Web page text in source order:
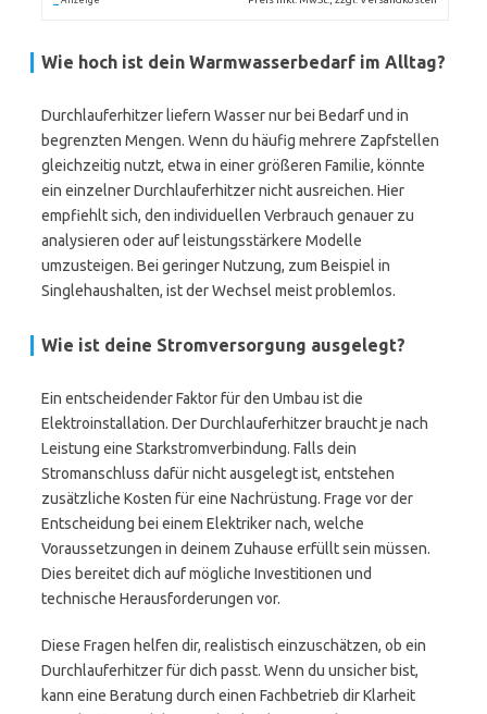
Wie hoch ist dein Warmwasserbedarf im Alltag?
Durchlauferhitzer liefern Wasser nur bei Bedarf und in
begrenzten Mengen. Wenn du häufig mehrere Zapfstellen
gleichzeitig nutzt, etwa in einer größeren Familie, könnte
ein einzelner Durchlauferhitzer nicht ausreichen. Hier
empfiehlt sich, den individuellen Verbrauch genauer zu
analysieren oder auf leistungsstärkere Modelle
umzusteigen. Bei geringer Nutzung, zum Beispiel in
Singlehaushalten, ist der Wechsel meist problemlos.
Wie ist deine Stromversorgung ausgelegt?
Ein entscheidender Faktor für den Umbau ist die
Elektroinstallation. Der Durchlauferhitzer braucht je nach
Leistung eine Starkstromverbindung. Falls dein
Stromanschluss dafür nicht ausgelegt ist, entstehen
zusätzliche Kosten für eine Nachrüstung. Frage vor der
Entscheidung bei einem Elektriker nach, welche
Voraussetzungen in deinem Zuhause erfüllt sein müssen.
Dies bereitet dich auf mögliche Investitionen und
technische Herausforderungen vor.
Diese Fragen helfen dir, realistisch einzuschätzen, ob ein
Durchlauferhitzer für dich passt. Wenn du unsicher bist,
kann eine Beratung durch einen Fachbetrieb dir Klarheit